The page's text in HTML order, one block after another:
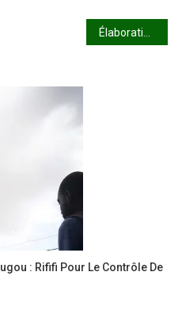
: Rififi Pour Le Contrôle De